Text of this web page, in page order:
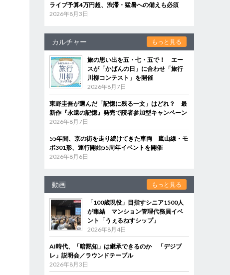
ライブ予算4万円超、渋滞・猛暑への備えも必須
2026年8月3日
カルチャー もっと見る
旅の思い出を五・七・五で！ エー
スが「かばんの日」に合わせ「旅行
川柳コンテスト」を開催
2026年8月7日
東野圭吾が選んだ「記憶に残る一文」はどれ？ 最
新作『永遠の記憶』発売で読者参加型キャンペーン
2026年8月7日
55年間、京の街を走り続けてきた車両 嵐山線・モ
ボ301形、運行開始55周年イベントを開催
2026年8月6日
動画 もっと見る
「100歳現役」目指すシニア1500人
が集結 マンション管理代務員イベ
ント「うぇるねすシップ」
2026年8月4日
AI時代、「暗黙知」は継承できるのか 「デジブ
レ」説明会／ラウンドテーブル
2026年8月3日